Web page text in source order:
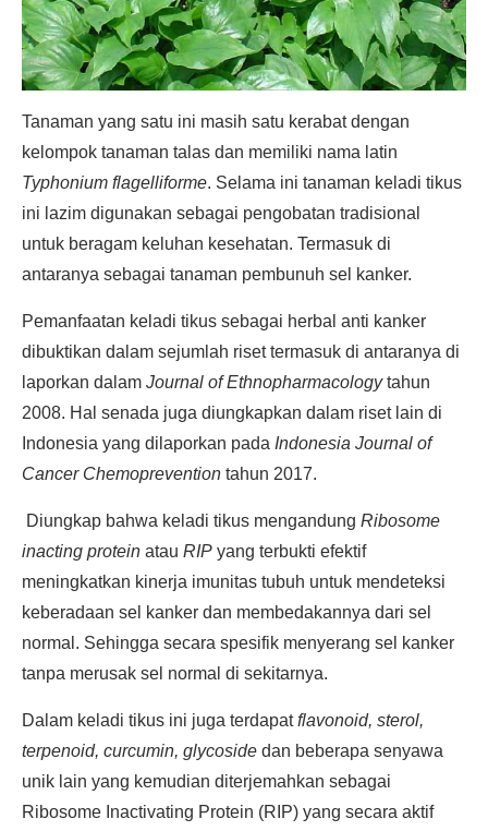
Tanaman yang satu ini masih satu kerabat dengan
kelompok tanaman talas dan memiliki nama latin
Typhonium flagelliforme. Selama ini tanaman keladi tikus
ini lazim digunakan sebagai pengobatan tradisional
untuk beragam keluhan kesehatan. Termasuk di
antaranya sebagai tanaman pembunuh sel kanker.
Pemanfaatan keladi tikus sebagai herbal anti kanker
dibuktikan dalam sejumlah riset termasuk di antaranya di
laporkan dalam Journal of Ethnopharmacologytahun
2008. Hal senada juga diungkapkan dalam riset lain di
Indonesia yang dilaporkan pada Indonesia Journal of
Cancer Chemoprevention tahun 2017.
Diungkap bahwa keladi tikus mengandung Ribosome
inacting protein atau RIP yang terbukti efektif
meningkatkan kinerja imunitas tubuh untuk mendeteksi
keberadaan sel kanker dan membedakannya dari sel
normal. Sehingga secara spesifik menyerang sel kanker
tanpa merusak sel normal di sekitarnya.
Dalam keladi tikus ini juga terdapatflavonoid, sterol,
terpenoid, curcumin, glycoside dan beberapa senyawa
unik lain yang kemudian diterjemahkan sebagai
Ribosome Inactivating Protein (RIP) yang secara aktif